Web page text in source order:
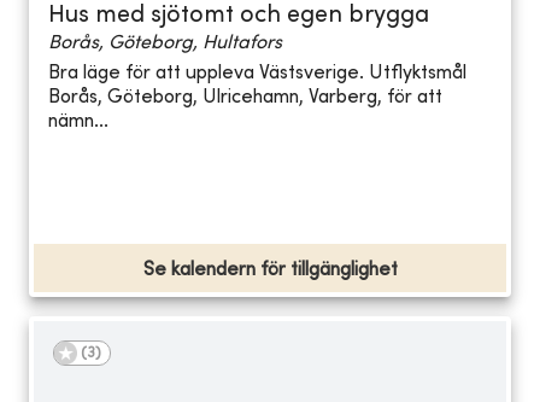
Hus med sjötomt och egen brygga
Borås, Göteborg, Hultafors
Bra läge för att uppleva Västsverige. Utflyktsmål
Borås, Göteborg, Ulricehamn, Varberg, för att
nämn...
Se kalendern för tillgänglighet
(3)